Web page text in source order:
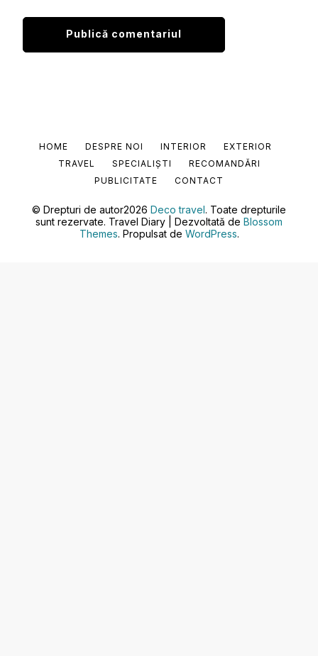
© Drepturi de autor2026 Deco travel. Toate drepturile
sunt rezervate. Travel Diary | Dezvoltată de Blossom
Themes. Propulsat de WordPress.
HOME DESPRE NOI INTERIOR
EXTERIOR
TRAVEL
SPECIALIȘTI
RECOMANDĂRI
PUBLICITATE
CONTACT